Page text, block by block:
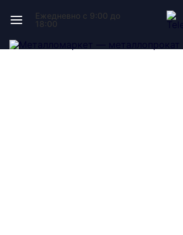
Ежедневно с 9:00 до
18:00